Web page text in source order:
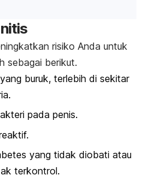
risiko Anda untuk
sebagai berikut.
buruk, terlebih di sekitar
pada penis.
yang tidak diobati atau
terkontrol.